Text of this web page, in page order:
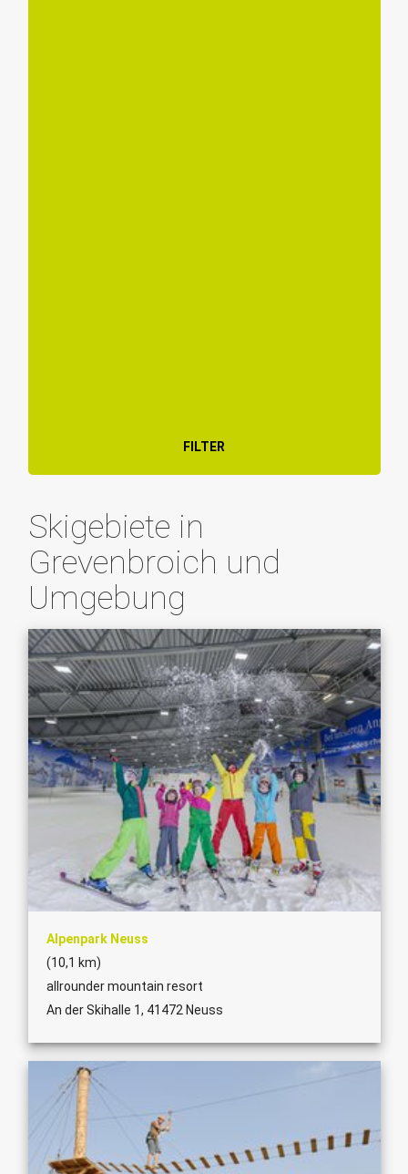
FILTER
Skigebiete in
Grevenbroich und
Umgebung
Alpenpark Neuss
(10,1 km)
allrounder mountain resort
An der Skihalle 1, 41472 Neuss